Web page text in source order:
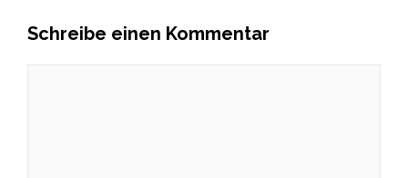
Schreibe einen Kommentar